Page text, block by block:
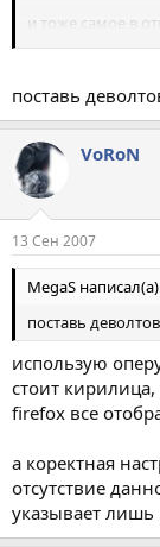
и тоже самое в
( Content-Type:
а то читать не
поставь
VoRoN
13 Сен 2007
MegaS
поставь
использую
стоит
firefox все
а коректная
отсутствие
указывает лишь